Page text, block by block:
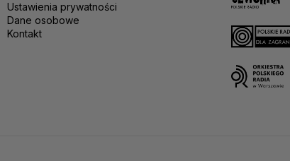
Ustawienia prywatności
Dane osobowe
Kontakt